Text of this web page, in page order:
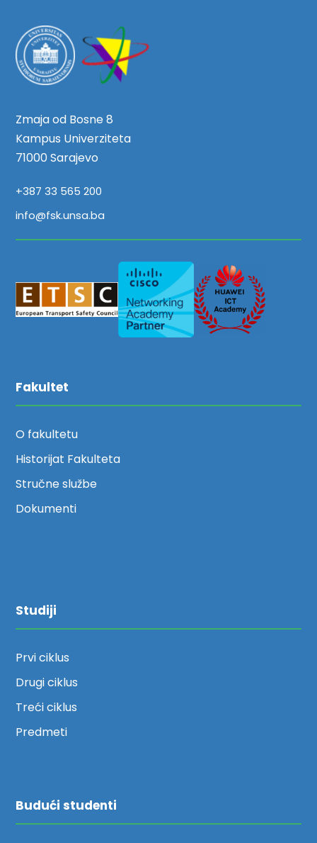
Zmaja od Bosne 8
Kampus Univerziteta
71000 Sarajevo
+387 33 565 200
info@fsk.unsa.ba
Fakultet
O fakultetu
Historijat Fakulteta
Stručne službe
Dokumenti
Studiji
Prvi ciklus
Drugi ciklus
Treći ciklus
Predmeti
Budući studenti